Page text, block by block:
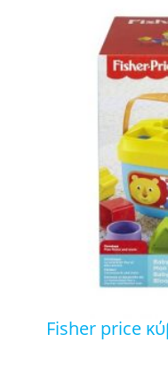
fisher price